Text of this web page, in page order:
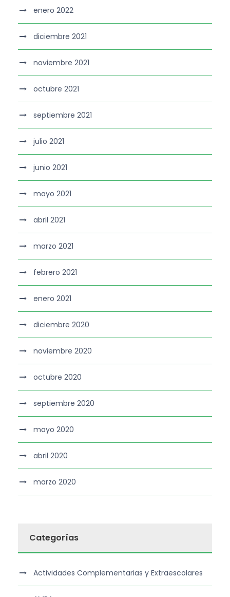
enero 2022
diciembre 2021
noviembre 2021
octubre 2021
septiembre 2021
julio 2021
junio 2021
mayo 2021
abril 2021
marzo 2021
febrero 2021
enero 2021
diciembre 2020
noviembre 2020
octubre 2020
septiembre 2020
mayo 2020
abril 2020
marzo 2020
Categorías
Actividades Complementarias y Extraescolares